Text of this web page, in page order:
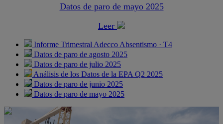
Datos de paro de mayo 2025
Leer
Informe Trimestral Adecco Absentismo · T4
Datos de paro de agosto 2025
Datos de paro de julio 2025
Análisis de los Datos de la EPA Q2 2025
Datos de paro de junio 2025
Datos de paro de mayo 2025